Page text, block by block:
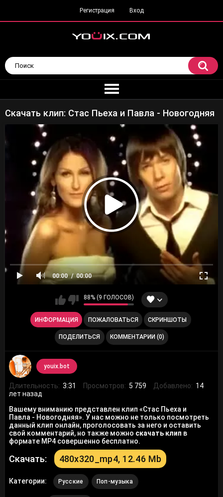
Регистрация Вход
Скачать клип: Стас Пьеха и Павла - Новогодняя
00:00 00:00
88% (9 ГОЛОСОВ)
ИНФОРМАЦИЯ ПОЖАЛОВАТЬСЯ СКРИНШОТЫ
ПОДЕЛИТЬСЯ КОММЕНТАРИИ (0)
youix.bot
Длительность: 3:31 Просмотров: 5 759 Добавлено: 14
лет назад
Вашему вниманию представлен клип «Стас Пьеха и
Павла - Новогодняя». У нас можно не только посмотреть
данный клип онлайн, проголосовать за него и оставить
свой комментарий, но также можно скачать клип в
формате MP4 совершенно бесплатно.
Скачать: 480x320_mp4, 12.46 Mb
Категории: Русские Поп-музыка